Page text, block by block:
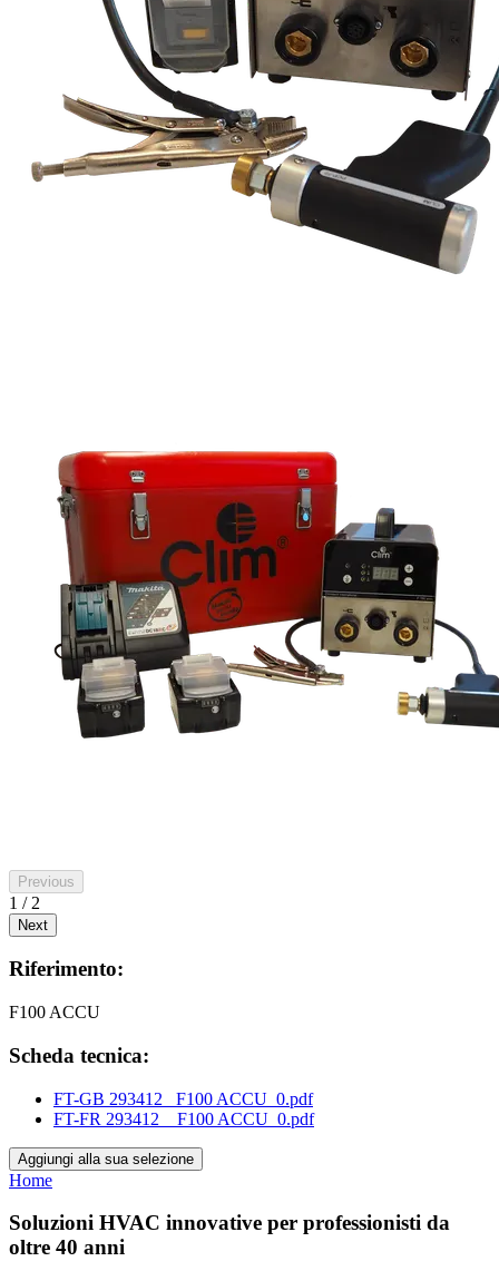
Previous
1 / 2
Next
Riferimento:
F100 ACCU
Scheda tecnica:
FT-GB 293412_ F100 ACCU_0.pdf
FT-FR 293412 _ F100 ACCU_0.pdf
Aggiungi alla sua selezione
Home
Soluzioni HVAC innovative per professionisti da
oltre 40 anni